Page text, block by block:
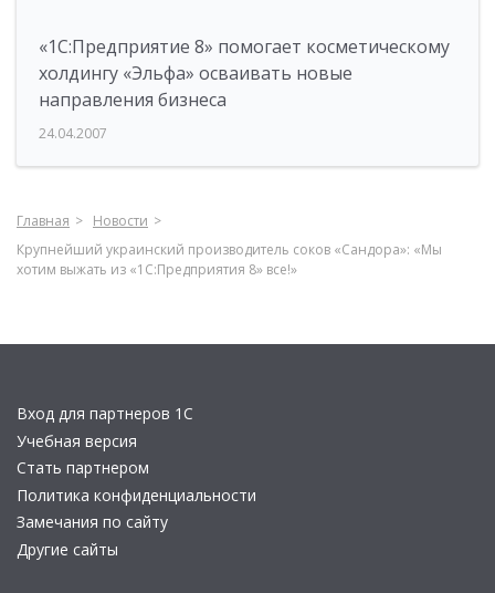
«1С:Предприятие 8» помогает косметическому
холдингу «Эльфа» осваивать новые
направления бизнеса
24.04.2007
Главная
Новости
Крупнейший украинский производитель соков «Сандора»: «Мы
хотим выжать из «1С:Предприятия 8» все!»
Вход для партнеров 1С
Учебная версия
Стать партнером
Политика конфиденциальности
Замечания по сайту
Другие сайты